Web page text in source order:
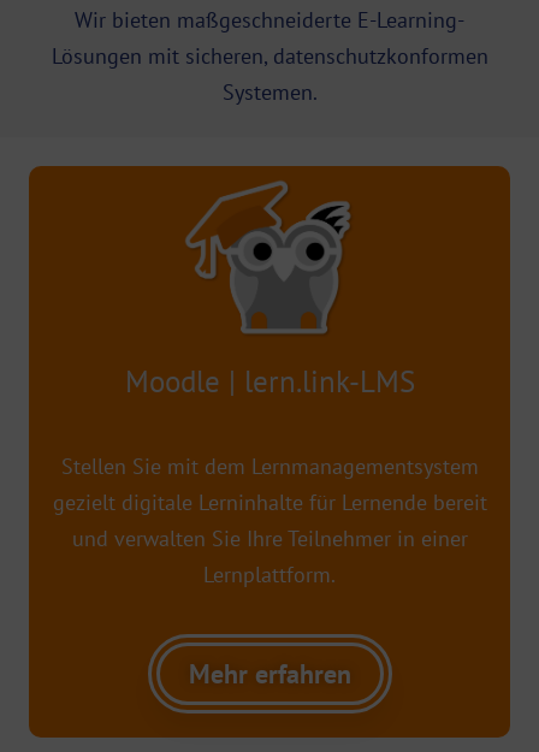
Wir bieten maßgeschneiderte E-Learning-
Lösungen mit sicheren, datenschutzkonformen
Systemen.
Moodle | lern.link-LMS
Stellen Sie mit dem Lernmanagementsystem
gezielt digitale Lerninhalte für Lernende bereit
und verwalten Sie Ihre Teilnehmer in einer
Lernplattform.
Mehr erfahren